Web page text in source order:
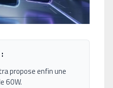
propose enfin une
60W.